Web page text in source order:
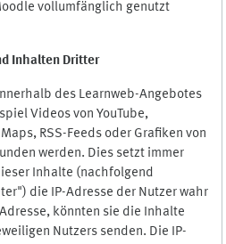
vollumfänglich genutzt
Inhalten Dritter
des Learnweb-Angebotes
Videos von YouTube,
RSS-Feeds oder Grafiken von
werden. Dies setzt immer
Inhalte (nachfolgend
die IP-Adresse der Nutzer wahr
könnten sie die Inhalte
Nutzers senden. Die IP-